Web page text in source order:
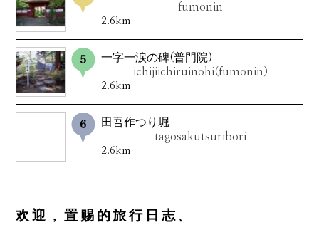
fumonin
2.6km
一字一涙の碑(普門院)
ichijiichiruinohi(fumonin)
2.6km
田吾作つり堀
tagosakutsuribori
2.6km
欢迎，置赐的旅行日志、